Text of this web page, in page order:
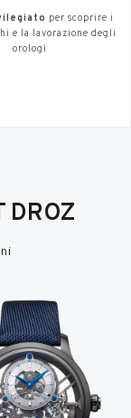
per scoprire i
e la lavorazione degli
orologi
DROZ